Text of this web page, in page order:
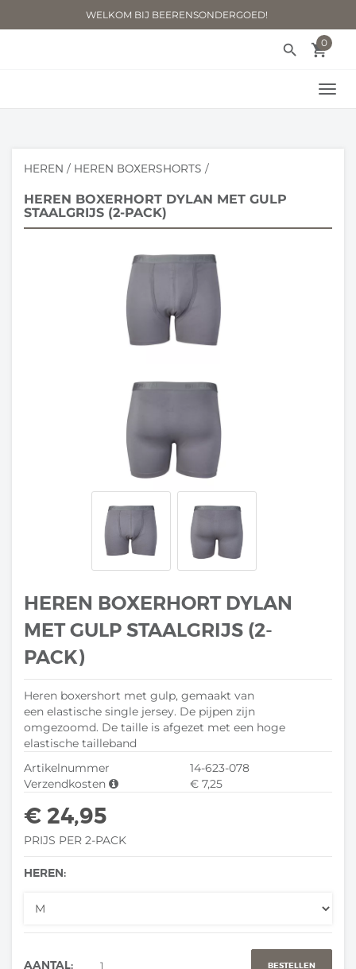
WELKOM BIJ BEERENSONDERGOED!
local_grocery_store
0
search
HEREN / HEREN BOXERSHORTS /
HEREN BOXERHORT DYLAN MET GULP
STAALGRIJS (2-PACK)
HEREN BOXERHORT DYLAN
MET GULP STAALGRIJS (2-
PACK)
Heren boxershort met gulp, gemaakt van
een elastische single jersey. De pijpen zijn
omgezoomd. De taille is afgezet met een hoge
elastische tailleband
Artikelnummer
14-623-078
Verzendkosten
€ 7,25
€ 24,95
PRIJS PER 2-PACK
HEREN:
AANTAL: BESTELLEN